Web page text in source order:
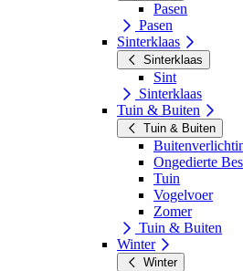
Pasen
Pasen
Sinterklaas
Sinterklaas
Sint
Sinterklaas
Tuin & Buiten
Tuin & Buiten
Ongedierte
Tuin
Vogelvoer
Zomer
Tuin & Buiten
Winter
Winter